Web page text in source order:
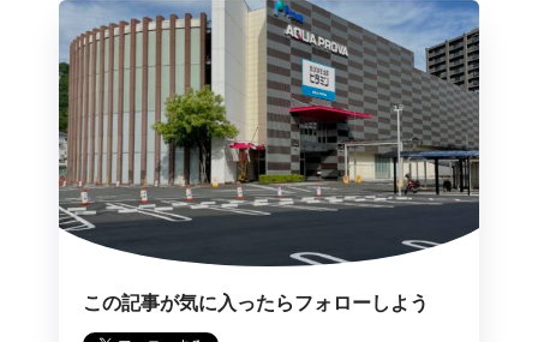
この記事が気に入ったらフォローしよう